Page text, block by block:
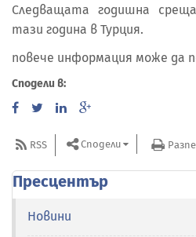
Следващата годишна
тази година в Турция.
повече информация може да
Сподели в:
RSS Сподели
Пресцентър
Новини